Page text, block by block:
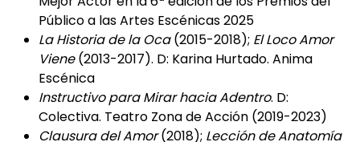
Público a las Artes Escénicas 2025
La Historia de la Oca(2015-2018); El Loco Amor
Viene(2013-2017). D: Karina Hurtado. Anima
Escénica
Instructivo para Mirar hacia Adentro. D:
Colectiva. Teatro Zona de Acción (2019-2023)
Clausura del Amor(2018); Lección de Anatomía